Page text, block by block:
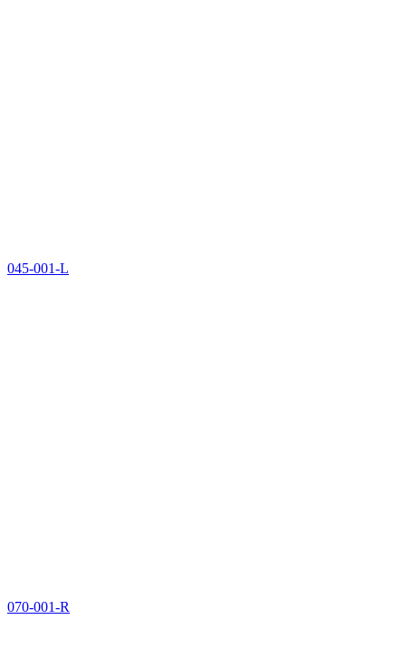
045-001-L
070-001-R